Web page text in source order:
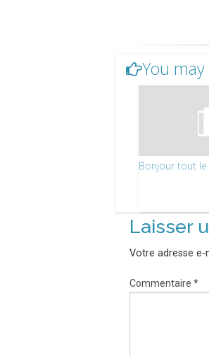
You may
Bonjour tout
Laisser
Votre adresse e-
Commentaire *